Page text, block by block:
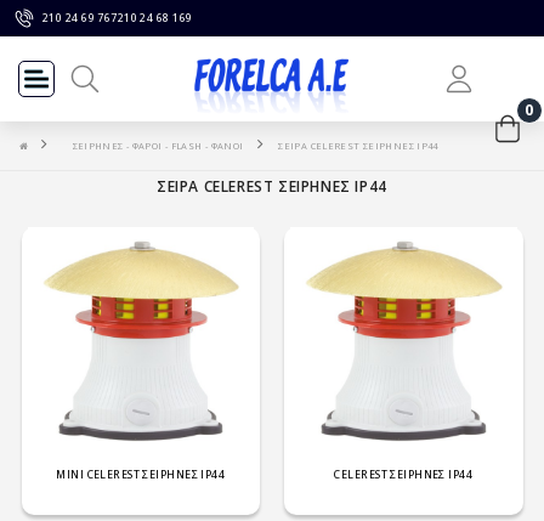
210 24 69 767210 24 68 169
0
ΣΕΙΡΗΝΕΣ - ΦΑΡΟΙ - FLASH - ΦΑΝΟΙ ΣΕΙΡΑ CELEREST ΣΕΙΡΗΝΕΣ IP44
MINI CELEREST ΣΕΙΡΗΝΕΣ IP44 CELEREST ΣΕΙΡΗΝΕΣ IP44
ΣΕΙΡΑ CELEREST ΣΕΙΡΗΝΕΣ IP44